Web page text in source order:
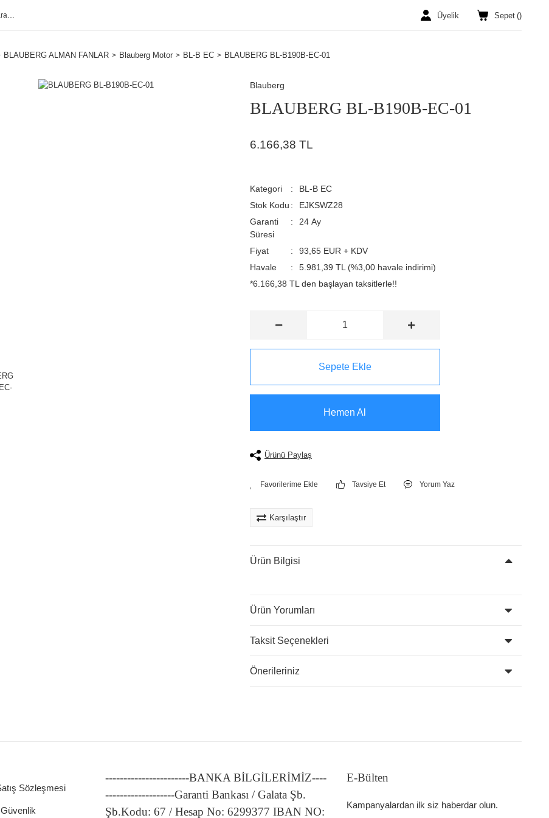
Üyelik Sepet ()
BLAUBERG ALMAN FANLAR Blauberg Motor BL-B EC BLAUBERG BL-B190B-EC-01
Blauberg
BLAUBERG BL-B190B-EC-01
6.166,38 TL
Kategori
BL-B EC
Stok Kodu
EJKSWZ28
Garanti
Süresi
24 Ay
Fiyat
93,65 EUR + KDV
Havale
5.981,39 TL (%3,00 havale indirimi)
*6.166,38 TL den başlayan taksitlerle!!
Sepete Ekle
Hemen Al
Ürünü Paylaş
Tavsiye Et Yorum Yaz
Karşılaştır
Ürün Bilgisi
Ürün Yorumları
Taksit Seçenekleri
Önerileriniz
Sözleşmesi
-----------------------BANKA BİLGİLERİMİZ----
-------------------Garanti Bankası / Galata Şb.
Şb.Kodu: 67 / Hesap No: 6299377 IBAN NO:
E-Bülten
Kampanyalardan ilk siz haberdar olun.